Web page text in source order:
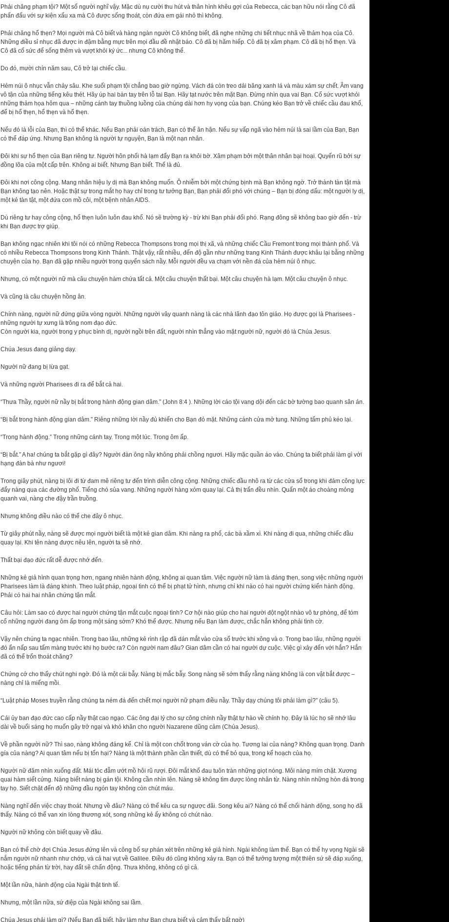
Phải chăng phạm tội? Một số người nghĩ vậy. Mặc dù nụ cười thu hút và thân hình khêu gợi của Rebecca, các bạn hữu nói rằng Cô đã
phấn đấu với sự kiện xấu xa mà Cô được sống thoát, còn đứa em gái nhỏ thì không.
Phải chăng hổ thẹn? Mọi người mà Cô biết và hàng ngàn người Cô không biết, đã nghe những chi tiết nhục nhã về thảm họa của Cô.
Những điều sỉ nhục đã được in đậm bằng mực trên mọi đầu đề nhật báo. Cô đã bị hãm hiếp. Cô đã bị xâm phạm. Cô đã bị hổ thẹn. Và
Cô đã cố sức để sống thêm và vượt khỏi ký ức... nhưng Cô không thể.
Do đó, mười chín năm sau, Cô trở lại chiếc cầu.
Hẻm núi ô nhục vẫn chảy sâu. Khe suối phạm tội chẳng bao giờ ngừng. Vách đá còn treo dải băng xanh lá và màu xám sự chết. Âm vang
vô tận của những tiếng kêu thét. Hãy úp hai bàn tay trên lỗ tai Bạn. Hãy tạt nước trên mặt Bạn. Đừng nhìn qua vai Bạn. Cố sức vượt khỏi
những thảm họa hôm qua – những cánh tay thuồng luồng của chúng dài hơn hy vọng của bạn. Chúng kéo Bạn trở về chiếc cầu đau khổ,
để bị hổ thẹn, hổ thẹn và hổ thẹn.
Nếu đó là lỗi của Bạn, thì có thể khác. Nếu Bạn phải oán trách, Bạn có thể ân hận. Nếu sự vấp ngã vào hẻm núi là sai lầm của Bạn, Bạn
có thể đáp ứng. Nhưng Bạn không là người tự nguyện, Bạn là một nạn nhân.
Đôi khi sự hổ thẹn của Bạn riêng tư. Người hôn phối hà lạm đẩy Bạn ra khỏi bờ. Xâm phạm bởi một thân nhân bại hoại. Quyến rũ bởi sự
đồng lõa của một cấp trên. Không ai biết. Nhưng Bạn biết. Thế là đủ.
Đôi khi nơi công cộng. Mang nhãn hiệu ly dị mà Bạn không muốn. Ô nhiễm bởi một chứng bịnh mà Bạn không ngờ. Trở thành tàn tật mà
Bạn không tạo nên. Hoặc thật sự trong mắt họ hay chỉ trong tư tưởng Bạn, Bạn phải đối phó với chúng – Bạn bị đóng dấu: một người ly dị,
một kẻ tàn tật, một đứa con mồ côi, một bệnh nhân AIDS.
Dù riêng tư hay công cộng, hổ thẹn luôn luôn đau khổ. Nó sẽ trường kỳ - trừ khi Bạn phải đối phó. Rạng đông sẽ không bao giờ đến - trừ
khi Bạn được trợ giúp.
Bạn không ngạc nhiên khi tôi nói có những Rebecca Thompsons trong mọi thị xã, và những chiếc Cầu Fremont trong mọi thành phố. Và
có nhiều Rebecca Thompsons trong Kinh Thánh. Thật vậy, rất nhiều, đến độ gần như những trang Kinh Thánh được khâu lại bằng những
chuyện của họ. Bạn đã gặp nhiều người trong quyển sách nầy. Mỗi người đều va chạm với nền đá của hẻm núi ô nhục.
Nhưng, có một người nữ mà câu chuyện hàm chứa tất cả. Một câu chuyện thất bại. Một câu chuyện hà lạm. Một câu chuyện ô nhục.
Và cũng là câu chuyện hồng ân.
Chính nàng, người nữ đứng giữa vòng người. Những người vây quanh nàng là các nhà lãnh đạo tôn giáo. Họ được gọi là Pharisees -
những người tự xưng là trông nom đạo đức.
Còn người kia, người trong y phục bình dị, người ngồi trên đất, người nhìn thẳng vào mặt người nữ, người đó là Chúa Jesus.
Chúa Jesus đang giảng dạy.
Người nữ đang bị lừa gạt.
Và những người Pharisees đi ra để bắt cả hai.
“Thưa Thầy, người nữ nầy bị bắt trong hành động gian dâm.” (John 8:4 ). Những lời cáo tội vang dội đến các bờ tường bao quanh sân án.
“Bị bắt trong hành động gian dâm.” Riêng những lời nầy đủ khiến cho Bạn đỏ mặt. Những cánh cửa mở tung. Những tấm phủ kéo lại.
“Trong hành động.” Trong những cánh tay. Trong một lúc. Trong ôm ấp.
“Bị bắt.” A ha! chúng ta bắt gặp gì đây? Người đàn ông nầy không phải chồng ngươi. Hãy mặc quần áo vào. Chúng ta biết phải làm gì với
hạng đàn bà như ngươi!
Trong giây phút, nàng bị lôi đi từ đam mê riêng tư đến trình diễn công cộng. Những chiếc đầu nhô ra từ các cửa sổ trong khi đám công lực
đẩy nàng qua các đường phố. Tiếng chó sủa vang. Những người hàng xóm quay lại. Cả thị trấn đều nhìn. Quấn một áo choàng mỏng
quanh vai, nàng che đậy trần truồng.
Nhưng không điều nào có thể che đây ô nhục.
Từ giây phút nầy, nàng sẽ được mọi người biết là một kẻ gian dâm. Khi nàng ra phố, các bà xầm xì. Khi nàng đi qua, những chiếc đầu
quay lại. Khi tên nàng được nêu lên, người ta sẽ nhớ.
Thất bại đạo đức rất dễ được nhớ đến.
Những kẻ giả hình quan trọng hơn, ngang nhiên hành động, không ai quan tâm. Việc người nữ làm là đáng thẹn, song việc những người
Pharisees làm là đáng khinh. Theo luật pháp, ngoại tình có thể bị phạt tử hình, nhưng chỉ khi nào có hai người chứng kiến hành động.
Phải có hai hai nhân chứng tận mắt.
Câu hỏi: Làm sao có được hai người chứng tận mắt cuộc ngoại tình? Cơ hội nào giúp cho hai người đột ngột nhào vô tư phòng, để tóm
cổ những người đang ôm ấp trong một sáng sớm? Khó thể được. Nhưng nếu Bạn làm được, chắc hẳn không phải tình cờ.
Vậy nên chúng ta ngạc nhiên. Trong bao lâu, những kẻ rình rập đã dán mắt vào cửa sổ trước khi xông và o. Trong bao lâu, những người
đó ẩn nấp sau tấm màng trước khi họ bước ra? Còn người nam đâu? Gian dâm cần có hai người dự cuộc. Việc gì xảy đến với hắn? Hắn
đã có thể trốn thoát chăng?
Chứng cớ cho thấy chút nghi ngờ. Đó là một cái bẫy. Nàng bị mắc bẫy. Song nàng sẽ sớm thấy rằng nàng không là con vật bắt được –
nàng chỉ là miếng mồi.
“Luật pháp Moses truyền rằng chúng ta ném đá đến chết mọi người nữ phạm điều nầy. Thầy dạy chúng tôi phải làm gì?” (câu 5).
Cái ủy ban đạo đức cao cấp nầy thật cao ngạo. Các ông đại lý cho sự công chính nầy thật tự hào về chính họ. Đây là lúc họ sẽ nhớ lâu
dài về buổi sáng họ muốn gây trở ngại và khó khăn cho người Nazarene dũng cảm (Chúa Jesus).
Về phần người nữ? Thì sao, nàng không đáng kể. Chỉ là một con chốt trong ván cờ của họ. Tương lai của nàng? Không quan trọng. Danh
gía của nàng? Ai quan tâm nếu bị tổn hại? Nàng là một thành phần cần thiết, dù có thể bỏ qua, trong kế hoạch của họ.
Người nữ đăm nhìn xuống đất. Mái tóc đẫm ướt mồ hôi rũ rượi. Đôi mắt khổ đau tuôn tràn những giọt nóng. Môi nàng mím chặt. Xương
quai hàm siết cứng. Nàng biết nàng bị gán tội. Không cần nhìn lên. Nàng sẽ không tìm được lòng nhân từ. Nàng nhìn những hòn đá trong
tay họ. Siết chặt đến độ những đầu ngón tay không còn chút máu.
Nàng nghĩ đến việc chạy thoát. Nhưng về đâu? Nàng có thể kêu ca sự ngược đãi. Song kêu ai? Nàng có thể chối hành động, song họ đã
thấy. Nàng có thể van xin lòng thương xót, song những kẻ ấy không có chút nào.
Người nữ không còn biết quay về đâu.
Bạn có thể chờ đợi Chúa Jesus đứng lên và công bố sự phán xét trên những kẻ giả hình. Ngài không làm thế. Bạn có thể hy vọng Ngài sẽ
nắm người nữ nhanh như chớp, và cả hai vụt về Galilee. Điều đó cũng không xảy ra. Bạn có thể tưởng tượng một thiên sứ sẽ đáp xuống,
hoặc tiếng phán từ trời, hay đất sẽ chấn động. Thưa không, không có gì cả.
Một lần nữa, hành động của Ngài thật tinh tế.
Nhưng, một lần nữa, sứ điệp của Ngài không sai lầm.
Chúa Jesus phải làm gì? (Nếu Bạn đã biết, hãy làm như Bạn chưa biết và cảm thấy bất ngờ)